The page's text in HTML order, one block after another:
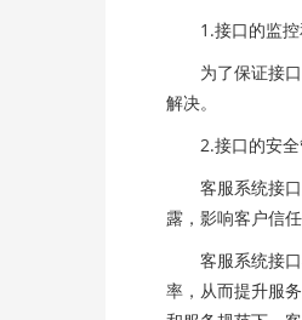
1.接口的监控
为了保证接口
解决。
2.接口的安全
客服系统接口
露，影响客户信任
客服系统接口
率，从而提升服